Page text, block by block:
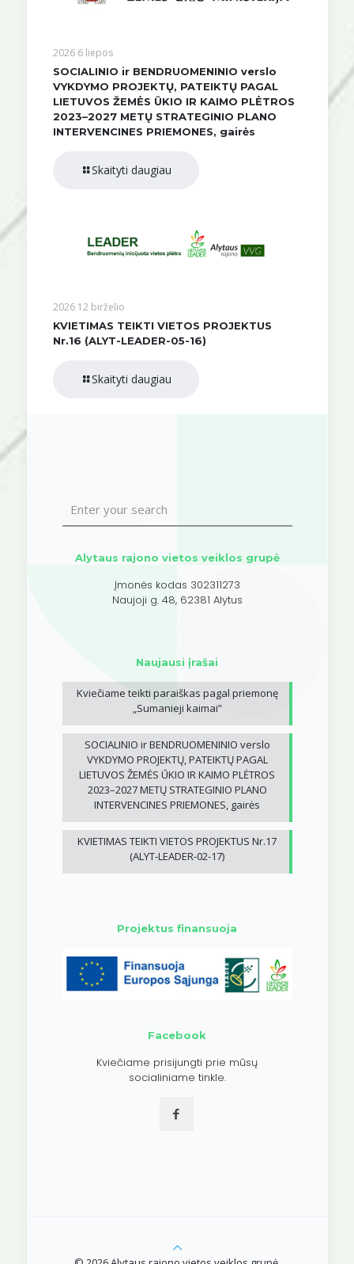
2026 6 liepos
SOCIALINIO ir BENDRUOMENINIO verslo
VYKDYMO PROJEKTŲ, PATEIKTŲ PAGAL
LIETUVOS ŽEMĖS ŪKIO IR KAIMO PLĖTROS
2023–2027 METŲ STRATEGINIO PLANO
INTERVENCINES PRIEMONES, gairės
Skaityti daugiau
2026 12 birželio
KVIETIMAS TEIKTI VIETOS PROJEKTUS
Nr.16 (ALYT-LEADER-05-16)
Skaityti daugiau
Alytaus rajono vietos veiklos grupė
Įmonės kodas 302311273
Naujoji g. 48, 62381 Alytus
Naujausi įrašai
Kviečiame teikti paraiškas pagal priemonę
„Sumanieji kaimai”
SOCIALINIO ir BENDRUOMENINIO verslo
VYKDYMO PROJEKTŲ, PATEIKTŲ PAGAL
LIETUVOS ŽEMĖS ŪKIO IR KAIMO PLĖTROS
2023–2027 METŲ STRATEGINIO PLANO
INTERVENCINES PRIEMONES, gairės
KVIETIMAS TEIKTI VIETOS PROJEKTUS Nr.17
(ALYT-LEADER-02-17)
Projektus finansuoja
Facebook
Kviečiame prisijungti prie mūsų
socialiniame tinkle.